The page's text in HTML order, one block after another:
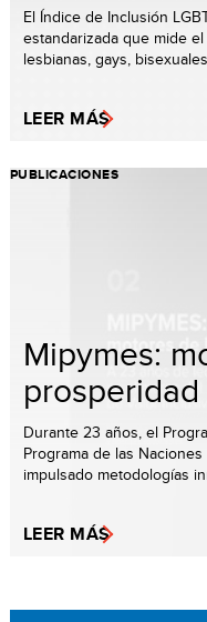
El Índice de Inclusión
estandarizada que mide
lesbianas, gays,
LEER MÁS
PUBLICACIONES
Mipymes:
prosperidad
Durante 23 años, el
Programa de las
impulsado metodologías
LEER MÁS